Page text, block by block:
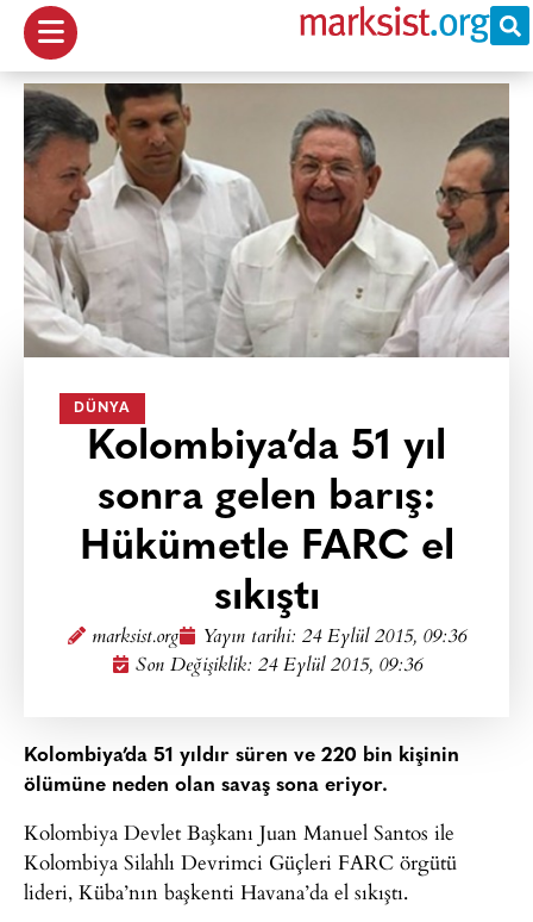
DÜNYA
Kolombiya’da 51 yıl
sonra gelen barış:
Hükümetle FARC el
sıkıştı
marksist.org Yayın tarihi: 24 Eylül 2015, 09:36
Son Değişiklik: 24 Eylül 2015, 09:36
Kolombiya’da 51 yıldır süren ve 220 bin kişinin
ölümüne neden olan savaş sona eriyor.
Kolombiya Devlet Başkanı Juan Manuel Santos ile
Kolombiya Silahlı Devrimci Güçleri FARC örgütü
lideri, Küba’nın başkenti Havana’da el sıkıştı.